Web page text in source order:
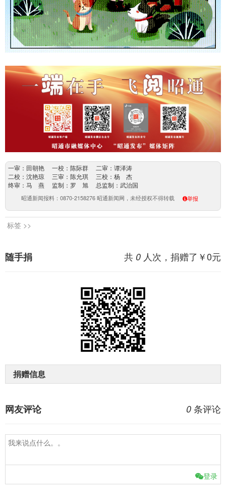
一审：田朝艳 一校：陈际群 二审：谭泽涛
二校：沈艳琼 三审：陈允琪 三校：杨 杰
终审：马 燕 监制：罗 旭 总监制：武治国
昭通新闻报料：0870-2158276 昭通新闻网，未经授权不得转载 举报
标签 >>
共 0 人次，捐赠了￥0元
随手捐
捐赠信息
0 条评论
网友评论
登录